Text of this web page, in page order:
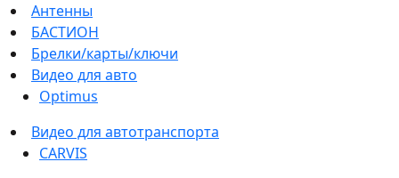
Антенны
БАСТИОН
Брелки/карты/ключи
Видео для авто
Optimus
Видео для автотранспорта
CARVIS